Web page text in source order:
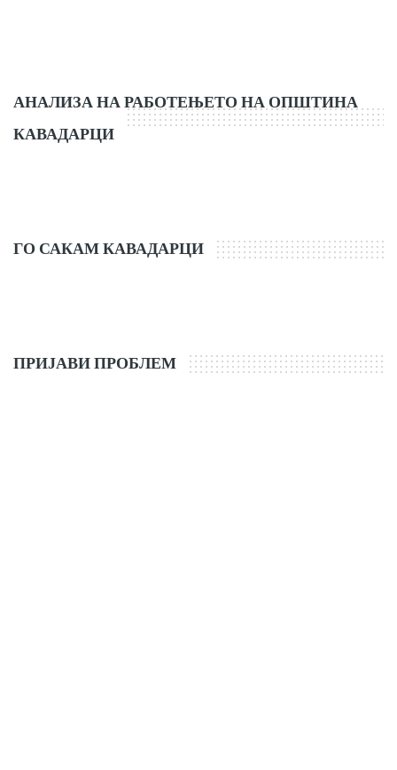
АНАЛИЗА НА РАБОТЕЊЕТО НА ОПШТИНА
КАВАДАРЦИ
ГО САКАМ КАВАДАРЦИ
ПРИЈАВИ ПРОБЛЕМ